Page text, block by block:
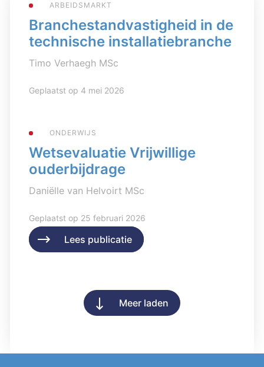
ARBEIDSMARKT
Branchestandvastigheid in de
technische installatiebranche
Timo Verhaegh MSc
Geplaatst op 4 mei 2026
Lees publicatie
ONDERWIJS
Wetsevaluatie Vrijwillige
ouderbijdrage
Daniëlle van Helvoirt MSc
Geplaatst op 25 februari 2026
Lees publicatie
Meer laden